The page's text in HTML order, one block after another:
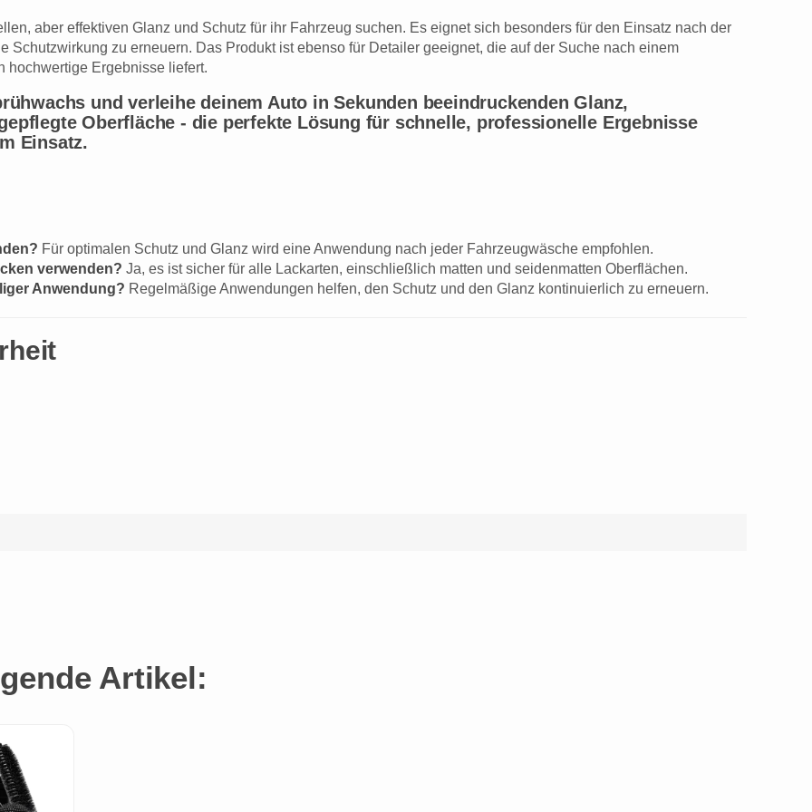
aber effektiven Glanz und Schutz für ihr Fahrzeug suchen. Es eignet sich besonders für den Einsatz nach der
Schutzwirkung zu erneuern. Das Produkt ist ebenso für Detailer geeignet, die auf der Suche nach einem
hochwertige Ergebnisse liefert.
und verleihe deinem Auto in Sekunden beeindruckenden Glanz,
Oberfläche - die perfekte Lösung für schnelle, professionelle Ergebnisse
Einsatz.
Für optimalen Schutz und Glanz wird eine Anwendung nach jeder Fahrzeugwäsche empfohlen.
verwenden? Ja, es ist sicher für alle Lackarten, einschließlich matten und seidenmatten Oberflächen.
Anwendung? Regelmäßige Anwendungen helfen, den Schutz und den Glanz kontinuierlich zu erneuern.
Artikel: